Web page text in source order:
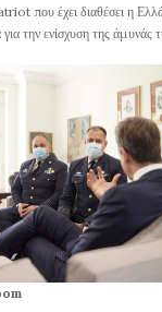
που έχει διαθέσει η
την ενίσχυση της άμυνάς